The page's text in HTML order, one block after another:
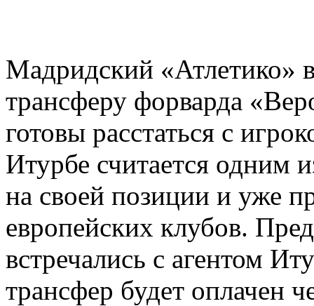
Мадридский «Атлетико»
трансферу форварда
готовы расстаться с
Итурбе считается одним
на своей позиции и уже
европейских клубов.
встречались с агентом
трансфер будет оплачен